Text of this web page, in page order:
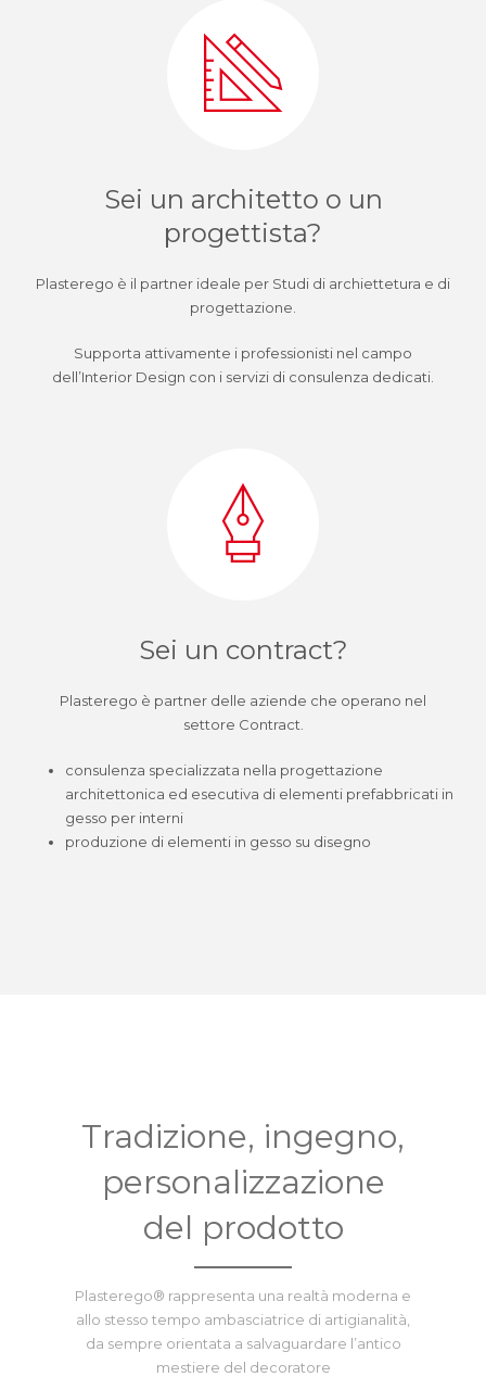
Sei un architetto o un
progettista?
Plasterego è il partner ideale per Studi di archiettetura e di
progettazione.
Supporta attivamente i professionisti nel campo
dell’Interior Design con i servizi di consulenza dedicati.
Sei un contract?
Plasterego è partner delle aziende che operano nel
settore Contract.
consulenza specializzata nella progettazione
architettonica ed esecutiva di elementi prefabbricati in
gesso per interni
produzione di elementi in gesso su disegno
Tradizione, ingegno,
personalizzazione
del prodotto
Plasterego® rappresenta una realtà moderna e
allo stesso tempo ambasciatrice di artigianalità,
da sempre orientata a salvaguardare l’antico
mestiere del decoratore